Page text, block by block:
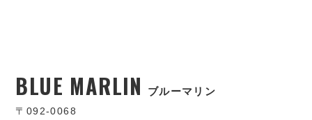
BLUE MARLIN ブルーマリン
〒092-0068